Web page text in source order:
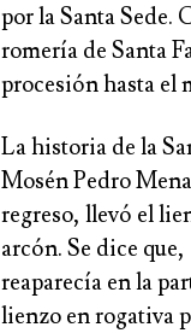
por la Santa Sede.
romería de Santa
procesión hasta el
La historia de la
Mosén Pedro
regreso, llevó el
arcón. Se dice
reaparecía en la
lienzo en rogativa